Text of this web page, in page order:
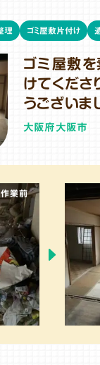
ゴミ屋敷
けてくださ
うございま
大阪府大阪市
理 ゴミ屋敷片付け
作業前